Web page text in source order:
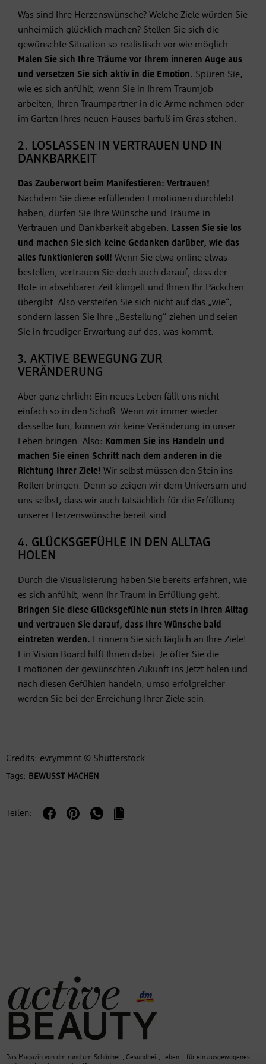
Was sind Ihre Herzenswünsche? Welche Ziele würden Sie
unheimlich glücklich machen? Stellen Sie sich die
gewünschte Situation so realistisch vor wie möglich.
Malen Sie sich Ihre Träume vor Ihrem inneren Auge aus
und versetzen Sie sich aktiv in die Emotion. Spüren Sie,
wie es sich anfühlt, wenn Sie in Ihrem Traumjob
arbeiten, Ihren Traumpartner in die Arme nehmen oder
im Garten Ihres neuen Hauses barfuß im Gras stehen.
2. LOSLASSEN IN VERTRAUEN UND IN
DANKBARKEIT
Das Zauberwort beim Manifestieren: Vertrauen!
Nachdem Sie diese erfüllenden Emotionen durchlebt
haben, dürfen Sie Ihre Wünsche und Träume in
Vertrauen und Dankbarkeit abgeben. Lassen Sie sie los
und machen Sie sich keine Gedanken darüber, wie das
alles funktionieren soll! Wenn Sie etwa online etwas
bestellen, vertrauen Sie doch auch darauf, dass der
Bote in absehbarer Zeit klingelt und Ihnen Ihr Päckchen
übergibt. Also versteifen Sie sich nicht auf das „wie“,
sondern lassen Sie Ihre „Bestellung“ ziehen und seien
Sie in freudiger Erwartung auf das, was kommt.
3. AKTIVE BEWEGUNG ZUR
VERÄNDERUNG
Aber ganz ehrlich: Ein neues Leben fällt uns nicht
einfach so in den Schoß. Wenn wir immer wieder
dasselbe tun, können wir keine Veränderung in unser
Leben bringen. Also: Kommen Sie ins Handeln und
machen Sie einen Schritt nach dem anderen in die
Richtung Ihrer Ziele! Wir selbst müssen den Stein ins
Rollen bringen. Denn so zeigen wir dem Universum und
uns selbst, dass wir auch tatsächlich für die Erfüllung
unserer Herzenswünsche bereit sind.
4. GLÜCKSGEFÜHLE IN DEN ALLTAG
HOLEN
Durch die Visualisierung haben Sie bereits erfahren, wie
es sich anfühlt, wenn Ihr Traum in Erfüllung geht.
Bringen Sie diese Glücksgefühle nun stets in Ihren Alltag
und vertrauen Sie darauf, dass Ihre Wünsche bald
eintreten werden. Erinnern Sie sich täglich an Ihre Ziele!
Ein Vision Board hilft Ihnen dabei. Je öfter Sie die
Emotionen der gewünschten Zukunft ins Jetzt holen und
nach diesen Gefühlen handeln, umso erfolgreicher
werden Sie bei der Erreichung Ihrer Ziele sein.
Credits: evrymmnt © Shutterstock
Tags: BEWUSST MACHEN
Teilen:
Das Magazin von dm rund um Schönheit, Gesundheit, Leben – für ein ausgewogenes